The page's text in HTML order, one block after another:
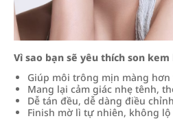
Vì sao bạn sẽ yêu thích son kem
Giúp môi trông mịn màng
Mang lại cảm giác nhẹ tênh,
Dễ tán đều, dễ dàng điều
Finish mờ lì tự nhiên, không lộ